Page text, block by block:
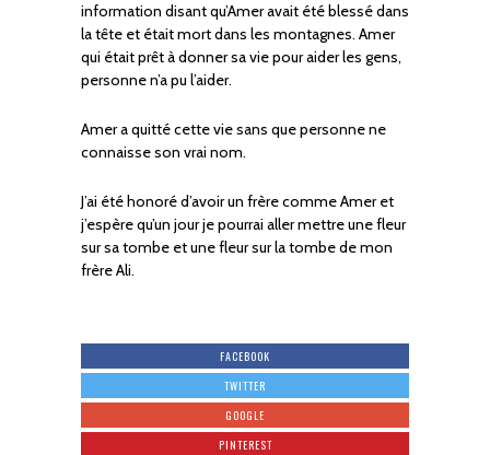
information disant qu’Amer avait été blessé dans
la tête et était mort dans les montagnes. Amer
qui était prêt à donner sa vie pour aider les gens,
personne n’a pu l’aider.
Amer a quitté cette vie sans que personne ne
connaisse son vrai nom.
J’ai été honoré d’avoir un frère comme Amer et
j’espère qu’un jour je pourrai aller mettre une fleur
sur sa tombe et une fleur sur la tombe de mon
frère Ali.
FACEBOOK
TWITTER
GOOGLE
PINTEREST